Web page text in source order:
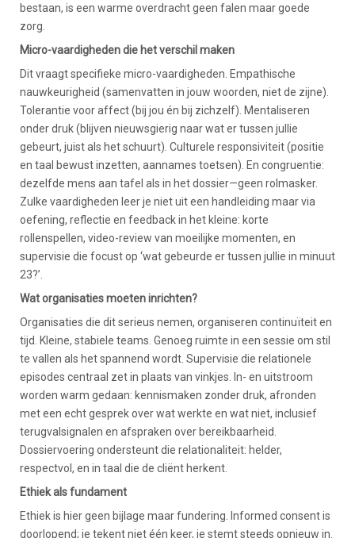
bestaan, is een warme overdracht geen falen maar goede
zorg.
Micro-vaardigheden die het verschil maken
Dit vraagt specifieke micro-vaardigheden. Empathische
nauwkeurigheid (samenvatten in jouw woorden, niet de zijne).
Tolerantie voor affect (bij jou én bij zichzelf). Mentaliseren
onder druk (blijven nieuwsgierig naar wat er tussen jullie
gebeurt, juist als het schuurt). Culturele responsiviteit (positie
en taal bewust inzetten, aannames toetsen). En congruentie:
dezelfde mens aan tafel als in het dossier—geen rolmasker.
Zulke vaardigheden leer je niet uit een handleiding maar via
oefening, reflectie en feedback in het kleine: korte
rollenspellen, video-review van moeilijke momenten, en
supervisie die focust op ‘wat gebeurde er tussen jullie in minuut
23?’.
Wat organisaties moeten inrichten?
Organisaties die dit serieus nemen, organiseren continuïteit en
tijd. Kleine, stabiele teams. Genoeg ruimte in een sessie om stil
te vallen als het spannend wordt. Supervisie die relationele
episodes centraal zet in plaats van vinkjes. In- en uitstroom
worden warm gedaan: kennismaken zonder druk, afronden
met een echt gesprek over wat werkte en wat niet, inclusief
terugvalsignalen en afspraken over bereikbaarheid.
Dossiervoering ondersteunt die relationaliteit: helder,
respectvol, en in taal die de cliënt herkent.
Ethiek als fundament
Ethiek is hier geen bijlage maar fundering. Informed consent is
doorlopend; je tekent niet één keer, je stemt steeds opnieuw in.